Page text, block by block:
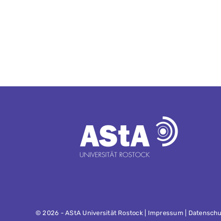
©2026 - AStA Universität Rostock | Impressum